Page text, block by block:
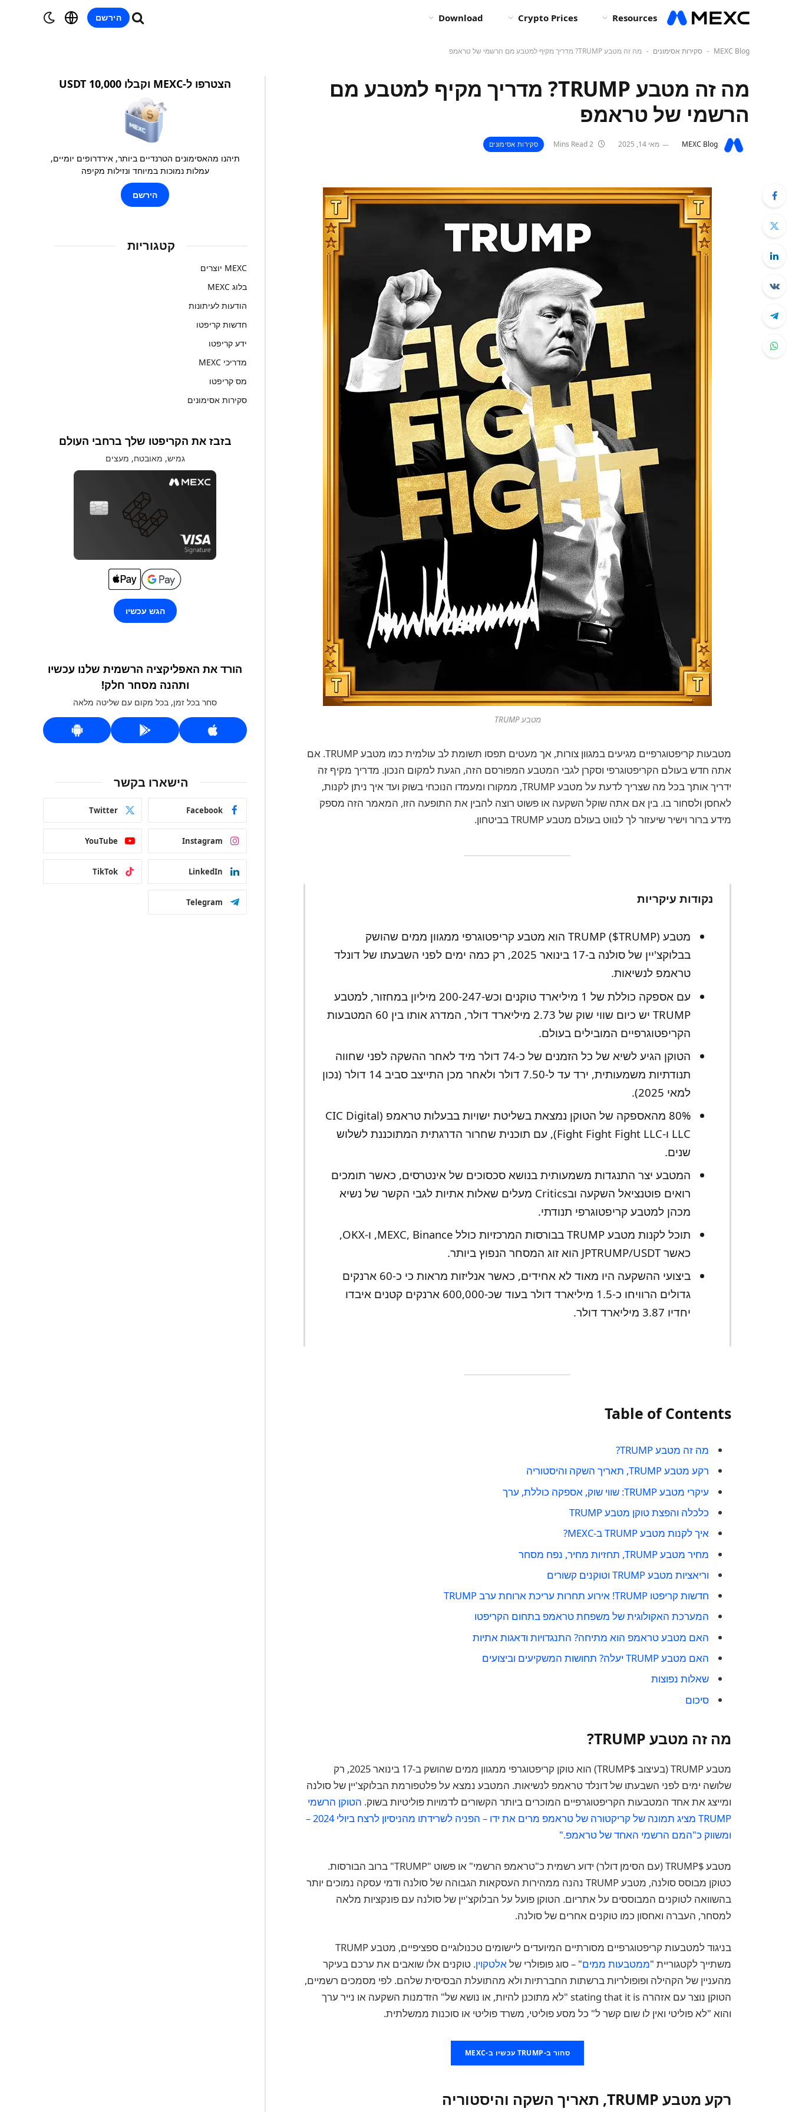
Resources
Crypto Prices
Download הירשם
MEXC Blog
- סקירות אסימונים - מה זה מטבע TRUMP? מדריך מקיף למטבע מם הרשמי של טראמפ
מה זה מטבע TRUMP? מדריך מקיף למטבע מם
הרשמי של טראמפ
MEXC Blog מאי 14, 2025 סקירות אסימונים
מטבע TRUMP
מטבעות קריפטוגרפיים מגיעים במגוון צורות, אך מעטים תפסו תשומת לב עולמית כמו מטבע TRUMP. אם
אתה חדש בעולם הקריפטוגרפי וסקרן לגבי המטבע המפורסם הזה, הגעת למקום הנכון. מדריך מקיף זה
ידריך אותך בכל מה שצריך לדעת על מטבע TRUMP, ממקורו ומעמדו הנוכחי בשוק ועד איך ניתן לקנות,
לאחסן ולסחור בו. בין אם אתה שוקל השקעה או פשוט רוצה להבין את התופעה הזו, המאמר הזה מספק
מידע ברור וישיר שיעזור לך לנווט בעולם מטבע TRUMP בביטחון.
נקודות עיקריות
מטבע TRUMP ($TRUMP) הוא מטבע קריפטוגרפי ממגוון ממים שהושק
בבלוקצ'יין של סולנה ב-17 בינואר 2025, רק כמה ימים לפני השבעתו של דונלד
טראמפ לנשיאות.
עם אספקה כוללת של 1 מיליארד טוקנים וכש-200-247 מיליון במחזור, למטבע
TRUMP יש כיום שווי שוק של 2.73 מיליארד דולר, המדרג אותו בין 60 המטבעות
הקריפטוגרפיים המובילים בעולם.
הטוקן הגיע לשיא של כל הזמנים של כ-74 דולר מיד לאחר ההשקה לפני שחווה
תנודתיות משמעותית, ירד עד ל-7.50 דולר ולאחר מכן התייצב סביב 14 דולר (נכון
למאי 2025).
80% מהאספקה של הטוקן נמצאת בשליטת ישויות בבעלות טראמפ (CIC Digital
LLC ו-Fight Fight Fight LLC), עם תוכנית שחרור הדרגתית המתוכננת לשלוש
שנים.
המטבע יצר התנגדות משמעותית בנושא סכסוכים של אינטרסים, כאשר תומכים
רואים פוטנציאל השקעה ובCritics מעלים שאלות אתיות לגבי הקשר של נשיא
מכהן למטבע קריפטוגרפי תנודתי.
תוכל לקנות מטבע TRUMP בבורסות המרכזיות כולל MEXC, Binance, ו-OKX,
כאשר JPTRUMP/USDT הוא זוג המסחר הנפוץ ביותר.
ביצועי ההשקעה היו מאוד לא אחידים, כאשר אנליזות מראות כי כ-60 ארנקים
גדולים הרוויחו כ-1.5 מיליארד דולר בעוד שכ-600,000 ארנקים קטנים איבדו
יחדיו 3.87 מיליארד דולר.
Table of Contents
מה זה מטבע TRUMP?
רקע מטבע TRUMP, תאריך השקה והיסטוריה
עיקרי מטבע TRUMP: שווי שוק, אספקה כוללת, ערך
כלכלה והפצת טוקן מטבע TRUMP
איך לקנות מטבע TRUMP ב-MEXC?
מחיר מטבע TRUMP, תחזיות מחיר, נפח מסחר
וריאציות מטבע TRUMP וטוקנים קשורים
חדשות קריפטו TRUMP! אירוע תחרות עריכת ארוחת ערב TRUMP
המערכת האקולוגית של משפחת טראמפ בתחום הקריפטו
האם מטבע טראמפ הוא מתיחה? התנגדויות ודאגות אתיות
האם מטבע TRUMP יעלה? תחושות המשקיעים וביצועים
שאלות נפוצות
סיכום
מה זה מטבע TRUMP?
מטבע TRUMP (בעיצוב $TRUMP) הוא טוקן קריפטוגרפי ממגוון ממים שהושק ב-17 בינואר 2025, רק
שלושה ימים לפני השבעתו של דונלד טראמפ לנשיאות. המטבע נמצא על פלטפורמת הבלוקצ'יין של סולנה
ומייצג את אחד המטבעות הקריפטוגרפיים המוכרים ביותר הקשורים לדמויות פוליטיות בשוק. הטוקן הרשמי
TRUMP מציג תמונה של קריקטורה של טראמפ מרים את ידו – הפניה לשרידתו מהניסיון לרצח ביולי 2024 –
ומשווק כ"המם הרשמי האחד של טראמפ."
מטבע $TRUMP (עם הסימן דולר) ידוע רשמית כ"טראמפ הרשמי" או פשוט "TRUMP" ברוב הבורסות.
כטוקן מבוסס סולנה, מטבע TRUMP נהנה ממהירות העסקאות הגבוהה של סולנה ודמי עסקה נמוכים יותר
בהשוואה לטוקנים המבוססים על אתריום. הטוקן פועל על הבלוקצ'יין של סולנה עם פונקציות מלאה
למסחר, העברה ואחסון כמו טוקנים אחרים של סולנה.
בניגוד למטבעות קריפטוגרפיים מסורתיים המיועדים ליישומים טכנולוגיים ספציפיים, מטבע TRUMP
משתייך לקטגוריית "ממטבעות ממים" – סוג פופולרי שלאלטקוין. טוקנים אלו שואבים את ערכם בעיקר
מהעניין של הקהילה ופופולריות ברשתות החברתיות ולא מהתועלת הבסיסית שלהם. לפי מסמכים רשמיים,
הטוקן נוצר עם אזהרה stating that it is "לא מתוכנן להיות, או נושא של" הזדמנות השקעה או נייר ערך
והוא "לא פוליטי ואין לו שום קשר ל" כל מסע פוליטי, משרד פוליטי או סוכנות ממשלתית.
סחור ב-TRUMP עכשיו ב-MEXC
רקע מטבע TRUMP, תאריך השקה והיסטוריה
הצטרפו ל-MEXC וקבלו 10,000 USDT
תיהנו מהאסימונים הטרנדיים ביותר, אירדרופים יומיים,
עמלות נמוכות במיוחד ונזילות מקיפה
הירשם
קטגוריות
MEXC יוצרים
בלוג MEXC
הודעות לעיתונות
חדשות קריפטו
ידע קריפטו
מדריכי MEXC
מס קריפטו
סקירות אסימונים
בזבז את הקריפטו שלך ברחבי העולם
גמיש, מאובטח, מעצים
הגש עכשיו
הורד את האפליקציה הרשמית שלנו עכשיו
ותהנה מסחר חלק!
סחר בכל זמן, בכל מקום עם שליטה מלאה
הישארו בקשר
Facebook
Twitter
Instagram
YouTube
LinkedIn
TikTok
Telegram